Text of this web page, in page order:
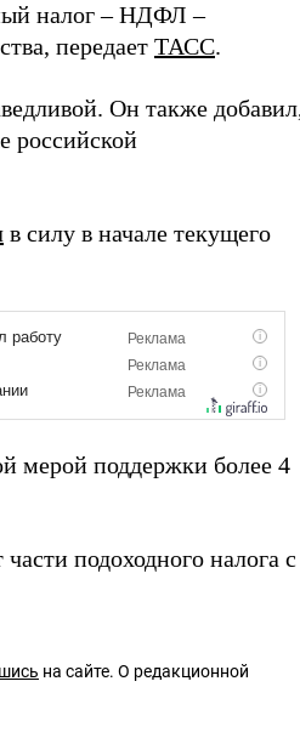
налог – НДФЛ –
передает ТАСС.
Он также
российской
в силу в начале текущего
мерой поддержки более 4
подоходного налога с
на сайте. О редакционной